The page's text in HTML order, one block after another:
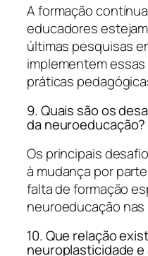
A formação
educadores
últimas pesquisas
implementem
práticas
9. Quais são os
da neuroeducação?
Os principais
à mudança por
falta de formação
neuroeducação
10. Que relação
neuroplasticidade